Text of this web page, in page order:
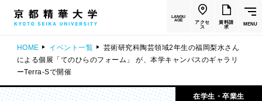
LANGU
AGE
アクセ
ス
資料請
求
MENU
HOME イベント一覧
芸術研究科陶芸領域2年生の福岡梨水さん
による個展「てのひらのフォーム」 が、本学キャンパスのギャラリ
ーTerra-Sで開催
在学生・卒業生